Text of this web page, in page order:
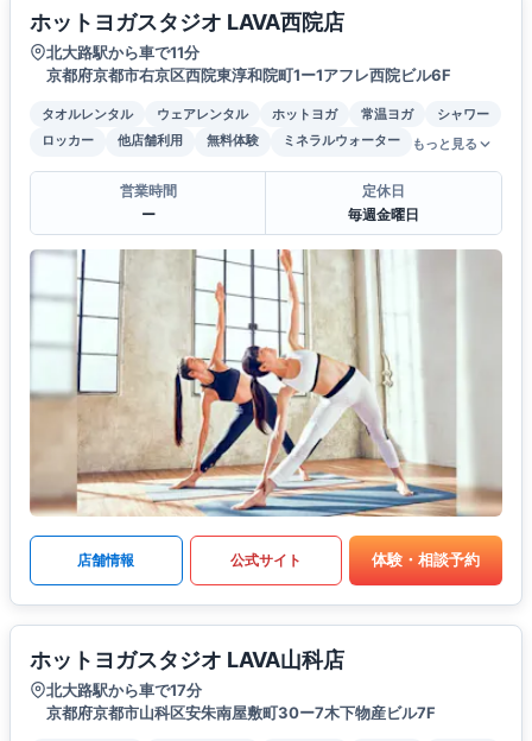
ホットヨガスタジオ LAVA西院店
北大路駅から車で11分
京都府京都市右京区西院東淳和院町1ー1アフレ西院ビル6F
タオルレンタル ウェアレンタル ホットヨガ 常温ヨガ
シャワー
ロッカー
他店舗利用 無料体験 ミネラルウォーター もっと見る
営業時間
ー
定休日
毎週金曜日
店舗情報 公式サイト 体験・相談予約
ホットヨガスタジオ LAVA山科店
北大路駅から車で17分
京都府京都市山科区安朱南屋敷町30ー7木下物産ビル7F